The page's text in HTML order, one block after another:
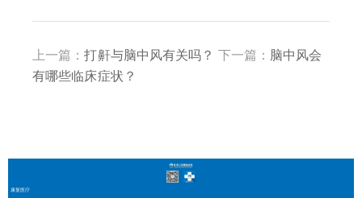
上一篇：打鼾与脑中风有关吗？ 下一篇： 脑中风会
有哪些临床症状？
康复医疗